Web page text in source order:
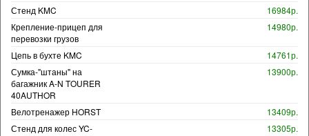
Стенд KMC
16984р.
Крепление-прицеп для
перевозки грузов
14980р.
Цепь в бухте KMC
14761р.
Сумка-"штаны" на
багажник A-N TOURER
40AUTHOR
13900р.
Велотренажер HORST
13409р.
Стенд для колес YC-
13305р.